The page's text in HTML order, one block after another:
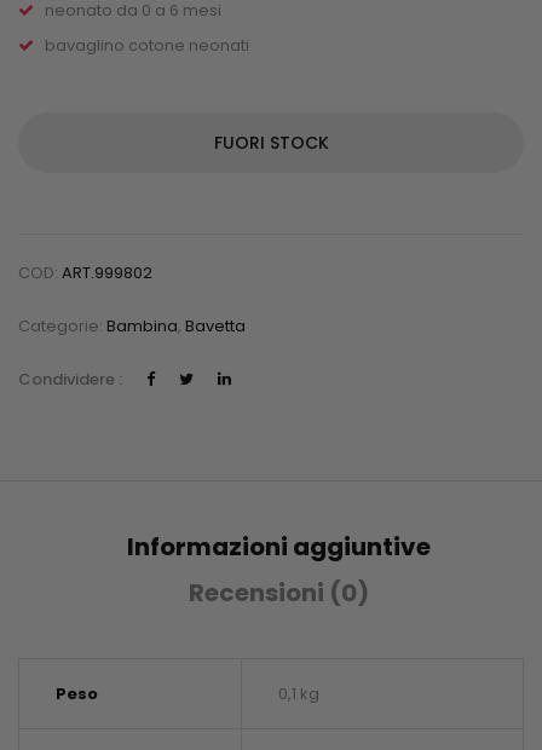
neonato da 0 a 6 mesi
bavaglino cotone neonati
FUORI STOCK
COD: ART.999802
Categorie: Bambina, Bavetta
Condividere :
Informazioni aggiuntive
Recensioni (0)
Peso 0,1 kg